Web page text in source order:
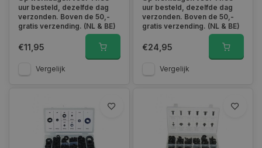
uur besteld, dezelfde dag
verzonden. Boven de 50,-
gratis verzending. (NL & BE)
€11,95
Vergelijk
uur besteld, dezelfde dag
verzonden. Boven de 50,-
gratis verzending. (NL & BE)
€24,95
Vergelijk